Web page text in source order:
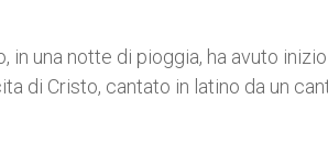
una notte di pioggia, ha avuto
di Cristo, cantato in latino da un